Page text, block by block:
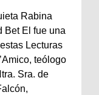
Rabina
Bet El fue una
Lecturas
teólogo
Sra. de